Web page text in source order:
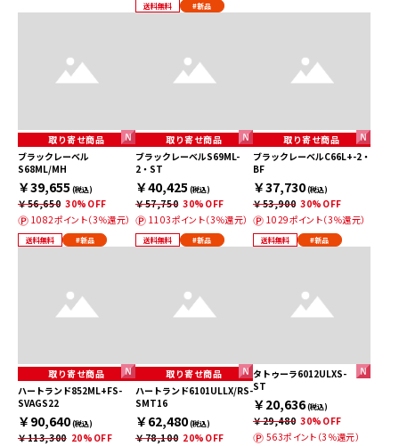
送料無料 #新品
取り寄せ商品
ブラックレーベル
S68ML/MH
￥39,655 (税込)
￥56,650 30%OFF
1082ポイント（3％還元）
送料無料 #新品
取り寄せ商品
ブラックレーベルS69ML-
2・ST
￥40,425 (税込)
￥57,750 30%OFF
1103ポイント（3％還元）
送料無料 #新品
取り寄せ商品
ブラックレーベルC66L+-2・
BF
￥37,730(税込)
￥53,900 30%OFF
1029ポイント（3％還元）
送料無料 #新品
取り寄せ商品
ハートランド852ML+FS-
SVAGS22
￥90,640(税込)
￥113,300 20%OFF
取り寄せ商品
ハートランド6101ULLX/RS-
SMT16
￥62,480(税込)
￥78,100 20%OFF
タトゥーラ6012ULXS-
ST
￥20,636(税込)
￥29,480 30%OFF
563ポイント（3％還元）